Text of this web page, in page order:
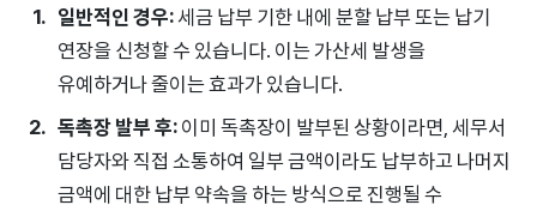
일반적인 경우:세금 납부 기한 내에 분할 납부 또는 납기
연장을 신청할 수 있습니다. 이는 가산세 발생을
유예하거나 줄이는 효과가 있습니다.
독촉장 발부 후:이미 독촉장이 발부된 상황이라면, 세무서
담당자와 직접 소통하여 일부 금액이라도 납부하고 나머지
금액에 대한 납부 약속을 하는 방식으로 진행될 수